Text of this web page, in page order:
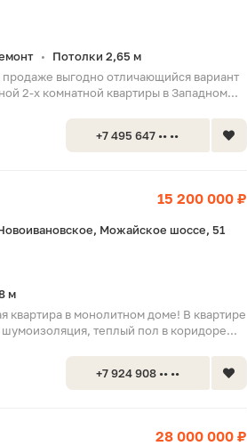
•
Потолки 2,65 м
выгодно отличающийся вариант
2-х комнатной квартиры в Западном...
+7 495 647 •• ••
15 200 000 ₽
Можайское шоссе, 51
м
квартира в монолитном доме! В квартире
теплый пол в коридоре...
+7 924 908 •• ••
28 000 000 ₽